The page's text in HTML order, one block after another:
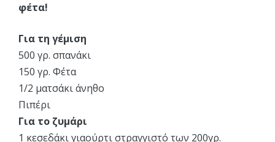
φέτα!
Για τη γέμιση
500 γρ. σπανάκι
150 γρ. Φέτα
1/2 ματσάκι άνηθο
Πιπέρι
Για το ζυμάρι
1 κεσεδάκι γιαούρτι στραγγιστό των 200γρ.